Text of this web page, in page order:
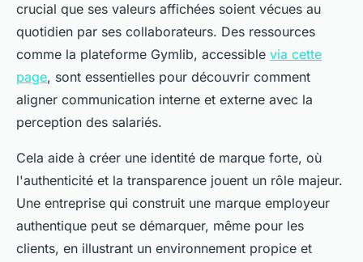
crucial que ses valeurs affichées soient vécues au
quotidien par ses collaborateurs. Des ressources
comme la plateforme Gymlib, accessible via cette
page, sont essentielles pour découvrir comment
aligner communication interne et externe avec la
perception des salariés.
Cela aide à créer une identité de marque forte, où
l'authenticité et la transparence jouent un rôle majeur.
Une entreprise qui construit une marque employeur
authentique peut se démarquer, même pour les
clients, en illustrant un environnement propice et